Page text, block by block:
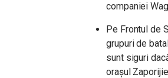
companiei
Pe Frontul de
grupuri de
sunt siguri
orașul